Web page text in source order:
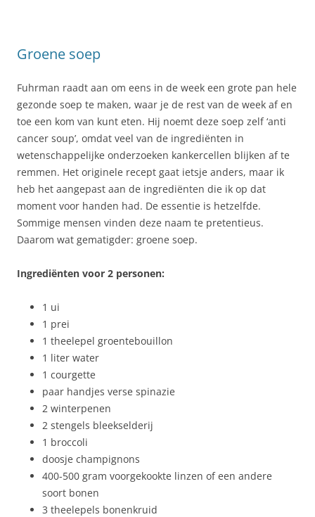
Groene soep
Fuhrman raadt aan om eens in de week een grote pan hele
gezonde soep te maken, waar je de rest van de week af en
toe een kom van kunt eten. Hij noemt deze soep zelf ‘anti
cancer soup’, omdat veel van de ingrediënten in
wetenschappelijke onderzoeken kankercellen blijken af te
remmen. Het originele recept gaat ietsje anders, maar ik
heb het aangepast aan de ingrediënten die ik op dat
moment voor handen had. De essentie is hetzelfde.
Sommige mensen vinden deze naam te pretentieus.
Daarom wat gematigder: groene soep.
Ingrediënten voor 2 personen:
1 ui
1 prei
1 theelepel groentebouillon
1 liter water
1 courgette
paar handjes verse spinazie
2 winterpenen
2 stengels bleekselderij
1 broccoli
doosje champignons
400-500 gram voorgekookte linzen of een andere
soort bonen
3 theelepels bonenkruid